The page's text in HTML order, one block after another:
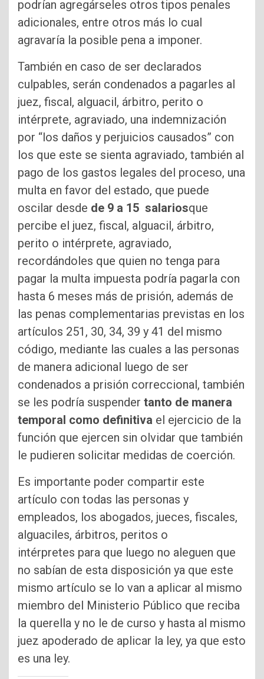
podrían agregárseles otros tipos penales
adicionales, entre otros más lo cual
agravaría la posible pena a imponer.
También en caso de ser declarados
culpables, serán condenados a pagarles al
juez, fiscal, alguacil, árbitro, perito o
intérprete, agraviado, una indemnización
por “los daños y perjuicios causados” con
los que este se sienta agraviado, también al
pago de los gastos legales del proceso, una
multa en favor del estado, que puede
oscilar desde de 9 a 15 salariosque
percibe el juez, fiscal, alguacil, árbitro,
perito o intérprete, agraviado,
recordándoles que quien no tenga para
pagar la multa impuesta podría pagarla con
hasta 6 meses más de prisión, además de
las penas complementarias previstas en los
artículos 251, 30, 34, 39 y 41 del mismo
código, mediante las cuales a las personas
de manera adicional luego de ser
condenados a prisión correccional, también
se les podría suspender tanto de manera
temporal como definitiva el ejercicio de la
función que ejercen sin olvidar que también
le pudieren solicitar medidas de coerción.
Es importante poder compartir este
artículo con todas las personas y
empleados, los abogados, jueces, fiscales,
alguaciles, árbitros, peritos o
intérpretes para que luego no aleguen que
no sabían de esta disposición ya que este
mismo artículo se lo van a aplicar al mismo
miembro del Ministerio Público que reciba
la querella y no le de curso y hasta al mismo
juez apoderado de aplicar la ley, ya que esto
es una ley.